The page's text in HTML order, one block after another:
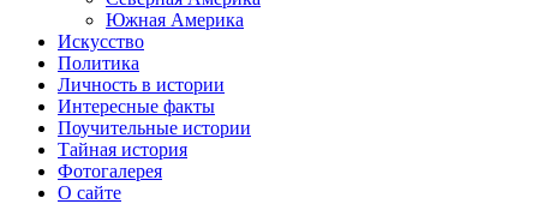
Южная Америка
Искусство
Политика
Личность в истории
Интересные факты
Поучительные истории
Тайная история
Фотогалерея
О сайте